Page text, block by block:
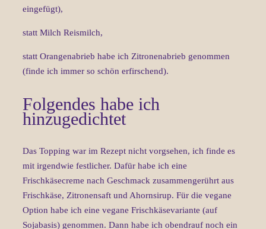
eingefügt),
statt Milch Reismilch,
statt Orangenabrieb habe ich Zitronenabrieb genommen
(finde ich immer so schön erfirschend).
Folgendes habe ich
hinzugedichtet
Das Topping war im Rezept nicht vorgsehen, ich finde es
mit irgendwie festlicher. Dafür habe ich eine
Frischkäsecreme nach Geschmack zusammengerührt aus
Frischkäse, Zitronensaft und Ahornsirup. Für die vegane
Option habe ich eine vegane Frischkäsevariante (auf
Sojabasis) genommen. Dann habe ich obendrauf noch ein